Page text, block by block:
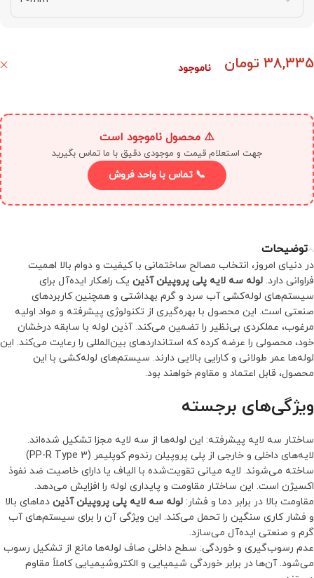
38,335 تومان ناموجود
⚠️ محصول ناموجود است
جهت استعلام قیمت و موجودی دقیق با ما تماس بگیرید
📞 تماس با واحد فروش
توضیحات
در دنیای امروز، انتخاب مصالح ساختمانی با کیفیت و دوام بالا اهمیت
فراوانی دارد. لوله سه لایه پلی پروپیلن آذین یک راهکار ایده‌آل برای
سیستم‌های لوله‌کشی آب سرد و گرم بهداشتی و همچنین کاربردهای
صنعتی است. این محصول با بهره‌گیری از تکنولوژی پیشرفته و مواد اولیه
مرغوب، عملکردی بی‌نظیر را تضمین می‌کند. آذین لوله با سابقه درخشان
خود، محصولی را عرضه کرده که استانداردهای بین‌المللی را رعایت می‌کند. این
لوله‌ها عمر طولانی و کارایی بالایی دارند. سیستم‌های لوله‌کشی با این
محصول، قابل اعتماد و مقاوم خواهند بود.
ویژگی‌های برجسته
ساختار سه لایه پیشرفته: این لوله‌ها از سه لایه مجزا تشکیل شده‌اند.
لایه‌های داخلی و خارجی از پلی پروپیلن رندوم کوپلیمر (PP-R Type 3)
ساخته می‌شوند. لایه میانی تقویت‌شده با الیاف یا دارای خاصیت ضد نفوذ
اکسیژن است. این ساختار مقاومت و پایداری لوله را افزایش می‌دهد.
مقاومت بالا در برابر دما و فشار: لوله سه لایه پلی پروپیلن آذین دماهای بالا
و فشار کاری سنگین را تحمل می‌کند. این ویژگی آن را برای سیستم‌های آب
گرم و صنعتی ایده‌آل می‌سازد.
عدم رسوب‌گیری و خوردگی: سطح داخلی صاف لوله‌ها مانع از تشکیل رسوب
می‌شود. آن‌ها در برابر خوردگی شیمیایی و الکتروشیمیایی کاملاً مقاوم